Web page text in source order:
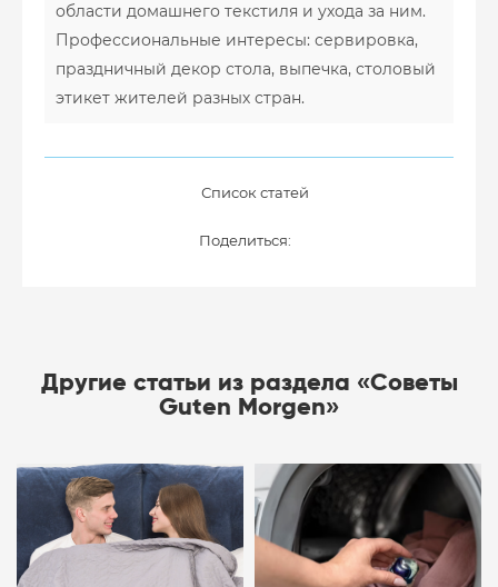
области домашнего текстиля и ухода за ним.
Профессиональные интересы: сервировка,
праздничный декор стола, выпечка, столовый
этикет жителей разных стран.
Список статей
Поделиться:
Другие статьи из раздела «Советы
Guten Morgen»